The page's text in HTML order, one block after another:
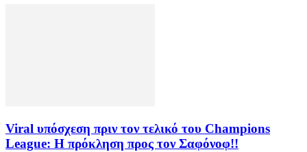
Viral υπόσχεση πριν τον τελικό του Champions
League: Η πρόκληση προς τον Σαφόνοφ!!